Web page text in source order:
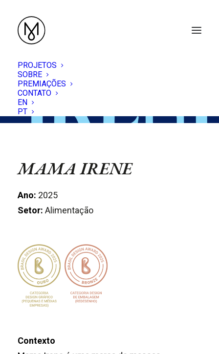
PROJETOS
SOBRE
PREMIAÇÕES
CONTATO
EN
PT
MAMA IRENE
Ano: 2025
Setor: Alimentação
Contexto